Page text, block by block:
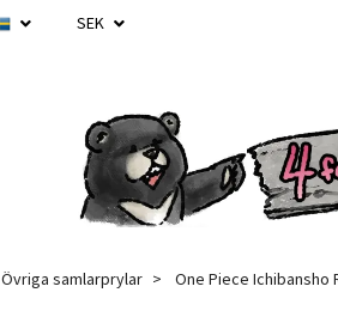
SEK
Övriga samlarprylar One Piece Ichibansho